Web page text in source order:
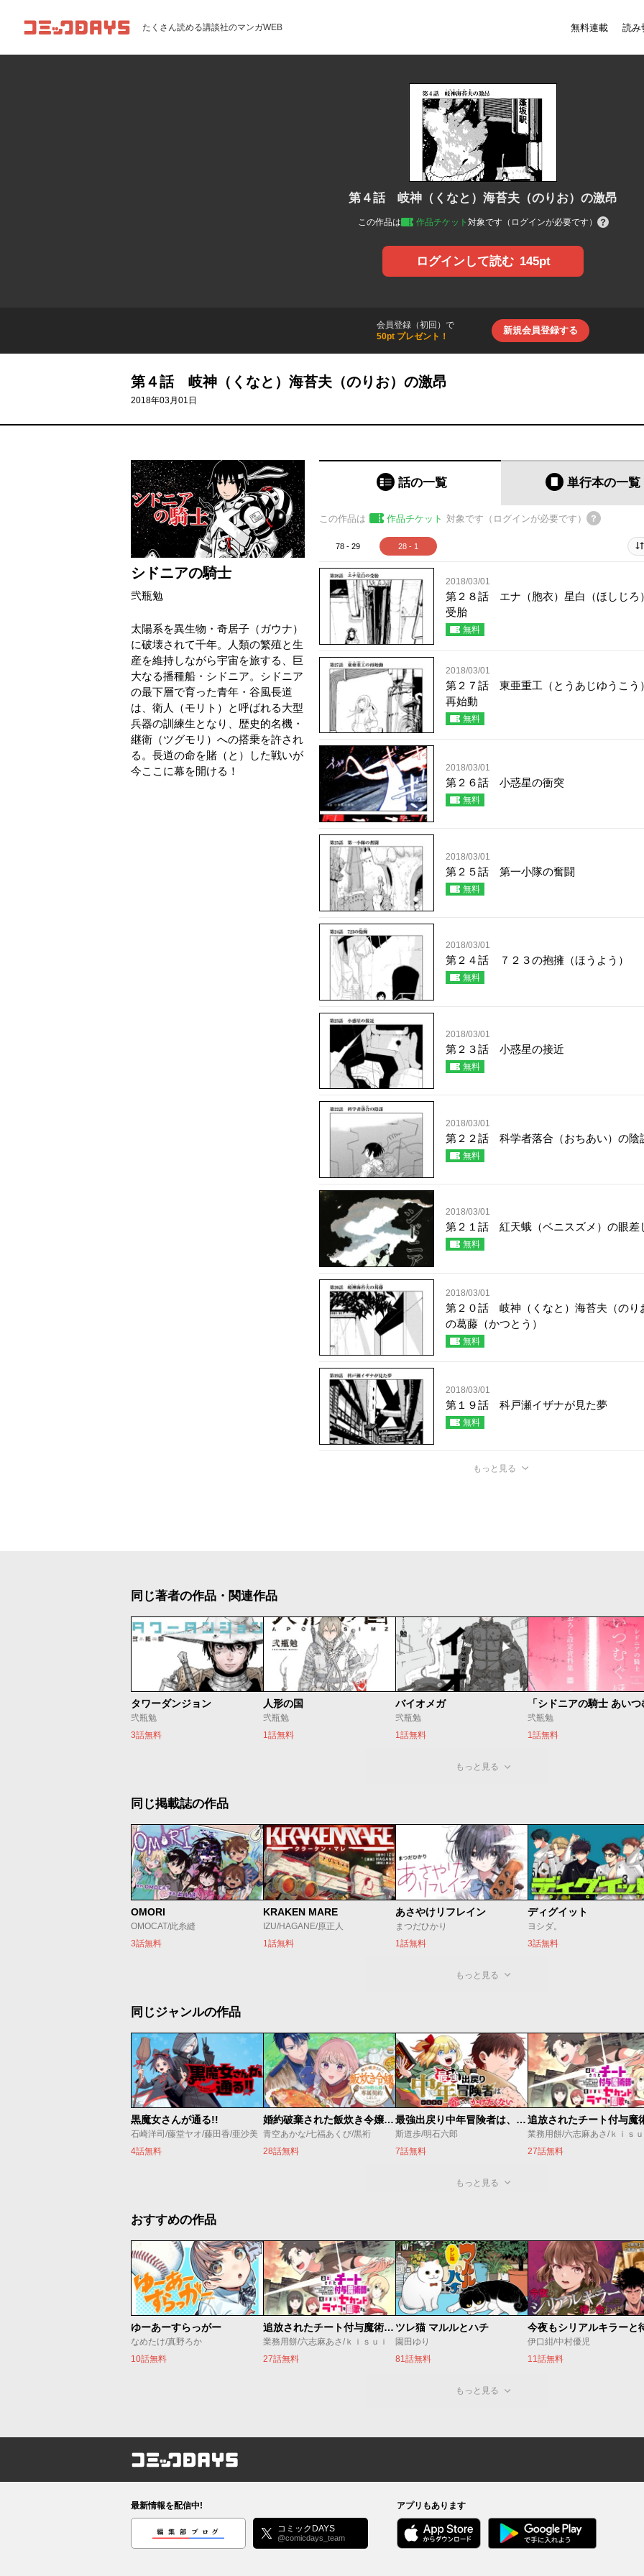
コミックDAYS たくさん読める講談社のマンガWEB 無料連載 読み
第４話 岐神（くなと）海苔夫（のりお）の激昂
この作品は 作品チケット 対象です（ログインが必要です）
ログインして読む 145pt
会員登録（初回）で
50pt プレゼント！
新規会員登録する
第４話 岐神（くなと）海苔夫（のりお）の激昂
2018年03月01日
シドニアの騎士
弐瓶勉
太陽系を異生物・奇居子（ガウナ）
に破壊されて千年。人類の繁殖と生
産を維持しながら宇宙を旅する、巨
大なる播種船・シドニア。シドニア
の最下層で育った青年・谷風長道
は、衛人（モリト）と呼ばれる大型
兵器の訓練生となり、歴史的名機・
継衛（ツグモリ）への搭乗を許され
る。長道の命を賭（と）した戦いが
今ここに幕を開ける！
話の一覧 単行本の一覧
この作品は 作品チケット 対象です（ログインが必要です）
78 - 29 28 - 1
2018/03/01
第２８話 エナ（胞衣）星白（ほしじろ
受胎
無料
2018/03/01
第２７話 東亜重工（とうあじゆうこう
再始動
無料
2018/03/01
第２６話 小惑星の衝突
無料
2018/03/01
第２５話 第一小隊の奮闘
無料
2018/03/01
第２４話 ７２３の抱擁（ほうよう）
無料
2018/03/01
第２３話 小惑星の接近
無料
2018/03/01
第２２話 科学者落合（おちあい）の陰
無料
2018/03/01
第２１話 紅天蛾（ベニスズメ）の眼
無料
2018/03/01
第２０話 岐神（くなと）海苔夫（のり
の葛藤（かつとう）
無料
2018/03/01
第１９話 科戸瀬イザナが見た夢
無料
もっと見る
同じ著者の作品・関連作品
タワーダンジョン
弐瓶勉
3話無料
人形の国
弐瓶勉
1話無料
バイオメガ
弐瓶勉
1話無料
弐瓶勉
1話無料
もっと見る
同じ掲載誌の作品
OMORI
OMOCAT/此糸縫
3話無料
KRAKEN MARE
IZU/HAGANE/原正人
1話無料
あさやけリフレイン
まつだひかり
1話無料
ディグイット
ヨシダ。
3話無料
もっと見る
同じジャンルの作品
黒魔女さんが通る!!
石崎洋司/藤堂ヤオ/藤田香/亜沙美
4話無料
婚約破棄された飯炊き令嬢の私は冷酷公爵と専属契約しました～ですが胃袋を掴んだ結果、冷たかった公爵様がどんどん優しくなっています～
青空あかな/七福あくび/黒裄
28話無料
最強出戻り中年冒険者は、今さら命なんてかけたくない
斯道歩/明石六郎
7話無料
業務用餅/六志麻あさ/ｋｉｓ
27話無料
もっと見る
おすすめの作品
ゆーあーすらっがー
なめたけ/真野ろか
10話無料
追放されたチート付与魔術師は気ままなセカンドライフを謳歌する。 ～俺は武器だけじゃなく、あらゆるものに『強化ポイント』を付与できるし、俺の意思でいつでも効果を解除できるけど、残った人たち大丈夫？～
業務用餅/六志麻あさ/ｋｉｓｕｉ
27話無料
ツレ猫 マルルとハチ
園田ゆり
81話無料
伊口紺/中村優児
11話無料
もっと見る
コミックDAYS
最新情報を配信中!
編集部ブログ コミックDAYS
@comicdays_team
アプリもあります